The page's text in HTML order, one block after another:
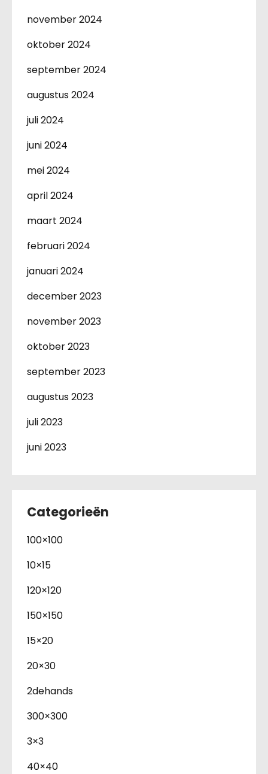
november 2024
oktober 2024
september 2024
augustus 2024
juli 2024
juni 2024
mei 2024
april 2024
maart 2024
februari 2024
januari 2024
december 2023
november 2023
oktober 2023
september 2023
augustus 2023
juli 2023
juni 2023
Categorieën
100×100
10×15
120×120
150×150
15×20
20×30
2dehands
300×300
3×3
40×40